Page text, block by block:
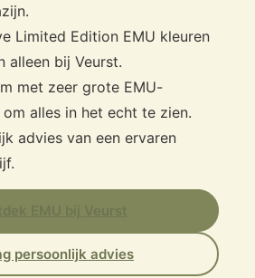
Limited Edition EMU kleuren
alleen bij Veurst.
met zeer grote EMU-
alles in het echt te zien.
advies van een ervaren
persoonlijk advies